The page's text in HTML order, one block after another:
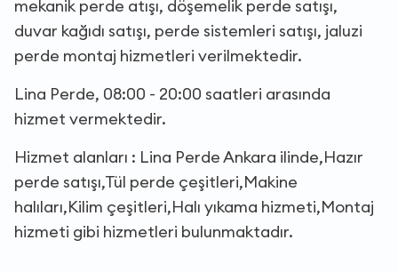
mekanik perde atışı, döşemelik perde satışı,
duvar kağıdı satışı, perde sistemleri satışı, jaluzi
perde montaj hizmetleri verilmektedir.
Lina Perde, 08:00 - 20:00 saatleri arasında
hizmet vermektedir.
Hizmet alanları : Lina Perde Ankara ilinde,Hazır
perde satışı,Tül perde çeşitleri,Makine
halıları,Kilim çeşitleri,Halı yıkama hizmeti,Montaj
hizmeti gibi hizmetleri bulunmaktadır.